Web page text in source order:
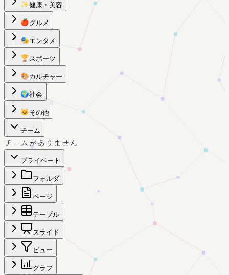
✨健康・美容
🍎グルメ
🎭エンタメ
🏆スポーツ
🎨カルチャー
🌍社会
🐱 その他
チーム
チームがありません
プライベート
フォルダ
ページ
テーブル
スライド
ビュー
グラフ